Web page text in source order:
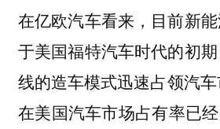
在亿欧汽车看来，目前新
于美国福特汽车时代的初
线的造车模式迅速占领汽
在美国汽车市场占有率已